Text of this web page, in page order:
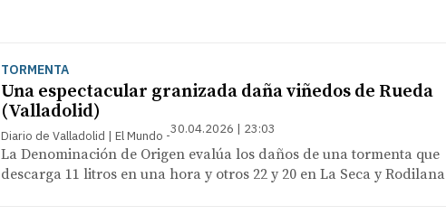
TORMENTA
Una espectacular granizada daña viñedos de Rueda
(Valladolid)
Diario de Valladolid | El Mundo 30.04.2026 | 23:03
La Denominación de Origen evalúa los daños de una tormenta que
descarga 11 litros en una hora y otros 22 y 20 en La Seca y Rodilana